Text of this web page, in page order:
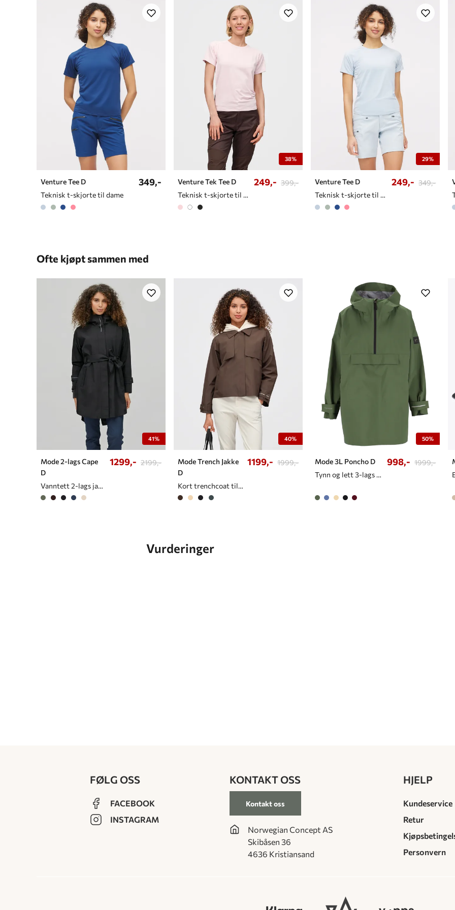
Venture Tee D
Teknisk t-skjorte til dame
349,-
38%
Venture Tek Tee D
Teknisk t-skjorte til dame
249,- 399,-
29%
Venture Tee D
Teknisk t-skjorte til dame
249,- 349,-
Ofte kjøpt sammen med
41%
Mode 2-lags Cape
D
Vanntett 2-lags jakke/cape til dame
1299,- 2199,-
40%
Mode Trench Jakke
D
Kort trenchcoat til dame
1199,- 1999,-
50%
Mode 3L Poncho D
Tynn og lett 3-lags poncho til dame
998,- 1999,-
Vurderinger
FØLG OSS
FACEBOOK
INSTAGRAM
KONTAKT OSS
Kontakt oss
Norwegian Concept AS
Skibåsen 36
4636 Kristiansand
HJELP
Kundeservice
Retur
Personvern